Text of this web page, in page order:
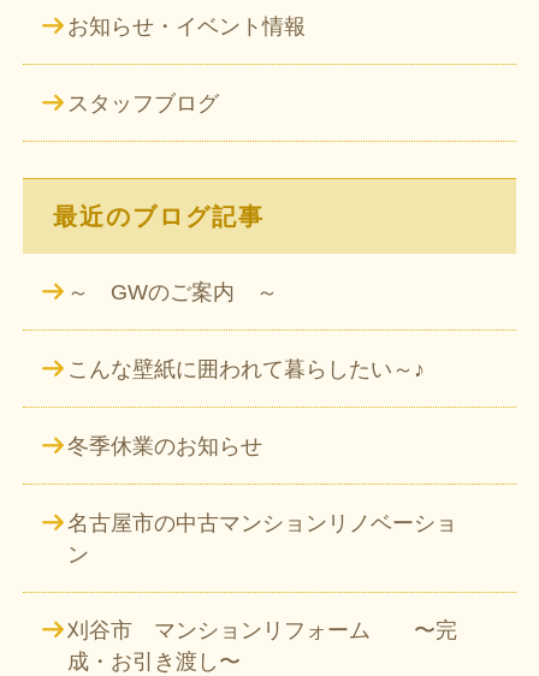
お知らせ・イベント情報
スタッフブログ
最近のブログ記事
～ GWのご案内 ～
こんな壁紙に囲われて暮らしたい～♪
冬季休業のお知らせ
名古屋市の中古マンションリノベーショ
ン
刈谷市 マンションリフォーム 〜完
成・お引き渡し〜